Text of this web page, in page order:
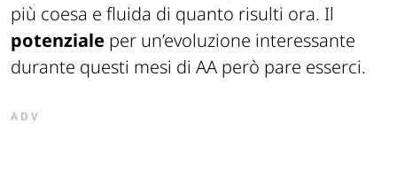
più coesa e fluida di quanto risulti ora. Il
potenziale per un’evoluzione interessante
durante questi mesi di AA però pare esserci.
ADV